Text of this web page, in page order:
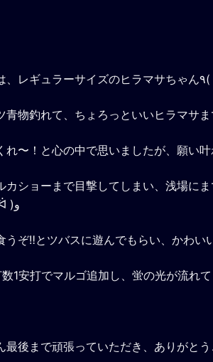
青物釣れて、ちょろっといいヒラマサ
れ〜！と心の中で思いましたが、願い
カショーまで目撃してしまい、浅場に
ルゴちゃん追加٩( ᐛ )و
うぞ‼とツバスに遊んでもらい、かわい
1安打でマルゴ追加し、蛍の光が流れて
後まで頑張っていただき、ありがとう